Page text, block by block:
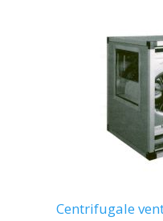
Centrifugale